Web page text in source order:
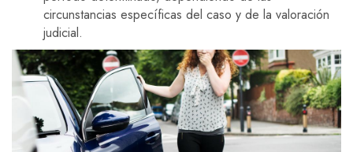
circunstancias específicas del caso y de la valoración
judicial.